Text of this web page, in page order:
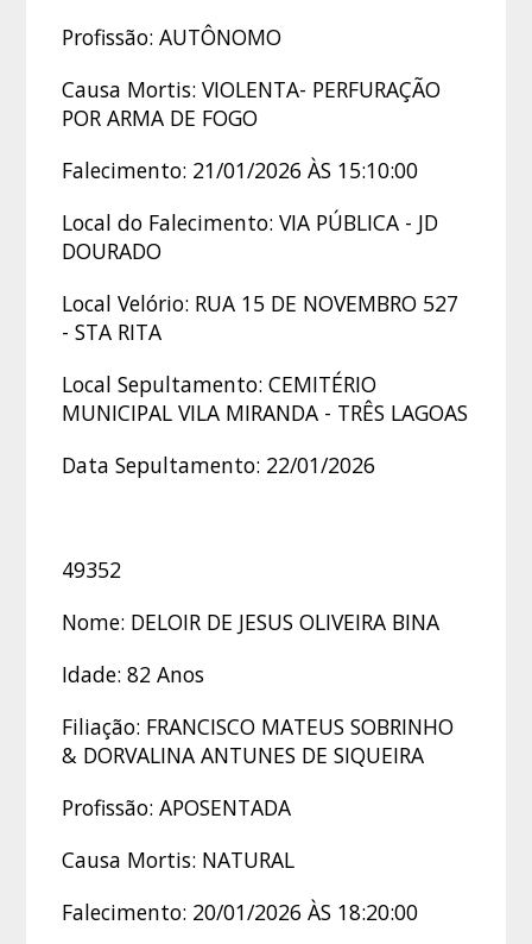
Profissão: AUTÔNOMO
Causa Mortis: VIOLENTA- PERFURAÇÃO
POR ARMA DE FOGO
Falecimento: 21/01/2026 ÀS 15:10:00
Local do Falecimento: VIA PÚBLICA - JD
DOURADO
Local Velório: RUA 15 DE NOVEMBRO 527
- STA RITA
Local Sepultamento: CEMITÉRIO
MUNICIPAL VILA MIRANDA - TRÊS LAGOAS
Data Sepultamento: 22/01/2026
49352
Nome: DELOIR DE JESUS OLIVEIRA BINA
Idade: 82 Anos
Filiação: FRANCISCO MATEUS SOBRINHO
& DORVALINA ANTUNES DE SIQUEIRA
Profissão: APOSENTADA
Causa Mortis: NATURAL
Falecimento: 20/01/2026 ÀS 18:20:00